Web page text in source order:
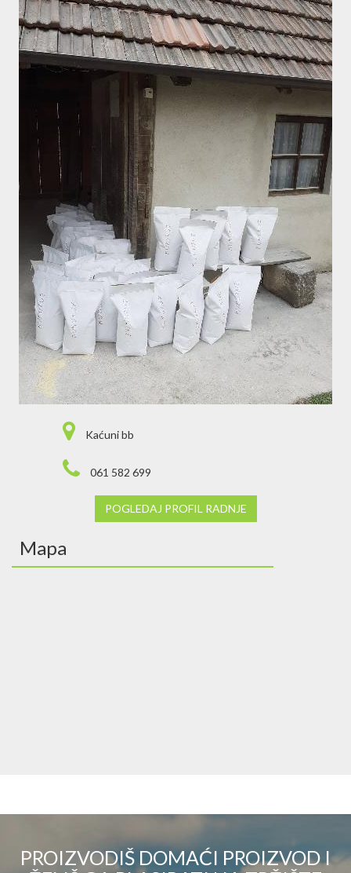
Kaćuni bb
061 582 699
POGLEDAJ PROFIL RADNJE
Mapa
PROIZVODIŠ DOMAĆI PROIZVOD I